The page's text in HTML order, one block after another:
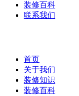
装修百科
联系我们
首页
关于我们
装修知识
装修百科